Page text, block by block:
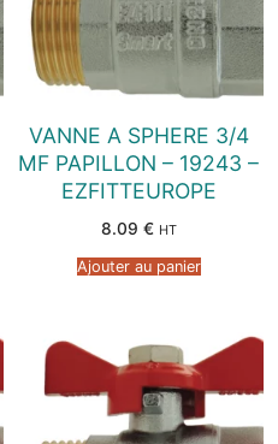
VANNE A SPHERE 3/4
MF PAPILLON – 19243 –
EZFITTEUROPE
8.09 € HT
Ajouter au panier